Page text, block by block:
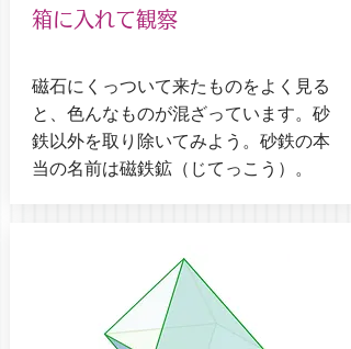
箱に入れて観察
磁石にくっついて来たものをよく見る
と、色んなものが混ざっています。砂
鉄以外を取り除いてみよう。砂鉄の本
当の名前は磁鉄鉱（じてっこう）。